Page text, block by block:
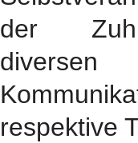
der
respektive